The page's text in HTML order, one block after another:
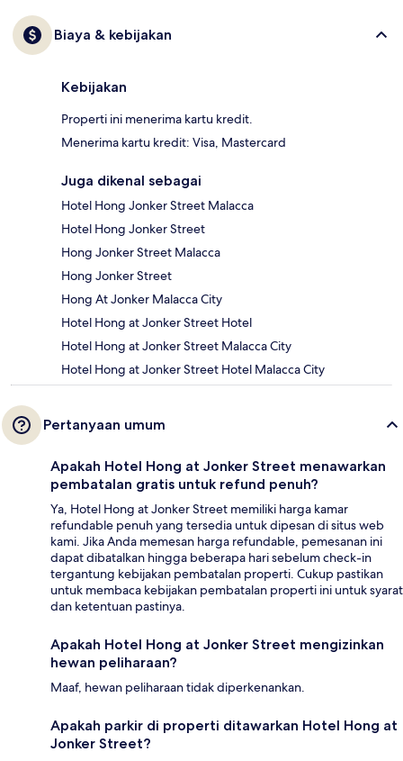
Biaya & kebijakan
Kebijakan
Properti ini menerima kartu kredit.
Menerima kartu kredit: Visa, Mastercard
Juga dikenal sebagai
Hotel Hong Jonker Street Malacca
Hotel Hong Jonker Street
Hong Jonker Street Malacca
Hong Jonker Street
Hong At Jonker Malacca City
Hotel Hong at Jonker Street Hotel
Hotel Hong at Jonker Street Malacca City
Hotel Hong at Jonker Street Hotel Malacca City
Pertanyaan umum
Apakah Hotel Hong at Jonker Street menawarkan
pembatalan gratis untuk refund penuh?
Ya, Hotel Hong at Jonker Street memiliki harga kamar
refundable penuh yang tersedia untuk dipesan di situs web
kami. Jika Anda memesan harga refundable, pemesanan ini
dapat dibatalkan hingga beberapa hari sebelum check-in
tergantung kebijakan pembatalan properti. Cukup pastikan
untuk membaca kebijakan pembatalan properti ini untuk syarat
dan ketentuan pastinya.
Apakah Hotel Hong at Jonker Street mengizinkan
hewan peliharaan?
Maaf, hewan peliharaan tidak diperkenankan.
Apakah parkir di properti ditawarkan Hotel Hong at
Jonker Street?